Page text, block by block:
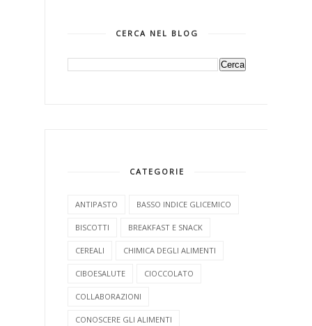
CERCA NEL BLOG
CATEGORIE
ANTIPASTO BASSO INDICE GLICEMICO
BISCOTTI BREAKFAST E SNACK
CEREALI CHIMICA DEGLI ALIMENTI
CIBOESALUTE CIOCCOLATO
COLLABORAZIONI
CONOSCERE GLI ALIMENTI